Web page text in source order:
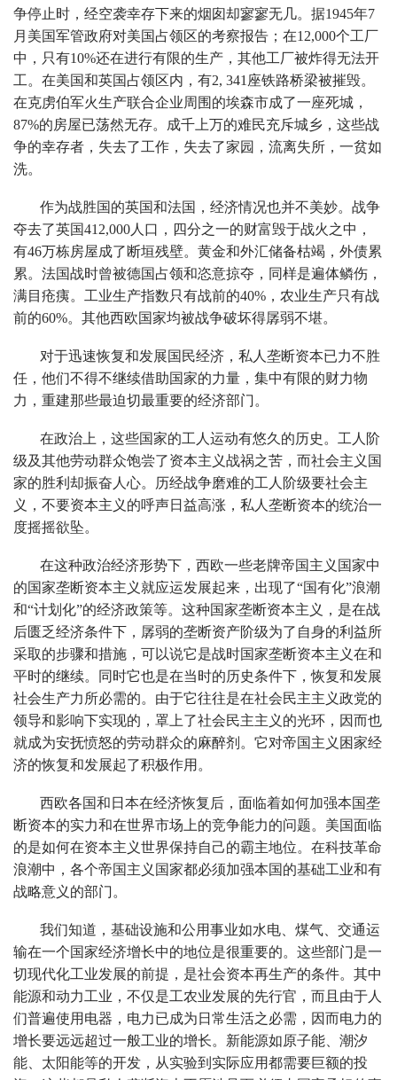
争停止时，经空袭幸存下来的烟囱却寥寥无几。据1945年7
月美国军管政府对美国占领区的考察报告；在12,000个工厂
中，只有10%还在进行有限的生产，其他工厂被炸得无法开
工。在美国和英国占领区内，有2, 341座铁路桥梁被摧毁。
在克虏伯军火生产联合企业周围的埃森市成了一座死城，
87%的房屋已荡然无存。成千上万的难民充斥城乡，这些战
争的幸存者，失去了工作，失去了家园，流离失所，一贫如
洗。
作为战胜国的英国和法国，经济情况也并不美妙。战争
夺去了英国412,000人口，四分之一的财富毁于战火之中，
有46万栋房屋成了断垣残壁。黄金和外汇储备枯竭，外债累
累。法国战时曾被德国占领和恣意掠夺，同样是遍体鳞伤，
满目疮痍。工业生产指数只有战前的40%，农业生产只有战
前的60%。其他西欧国家均被战争破坏得孱弱不堪。
对于迅速恢复和发展国民经济，私人垄断资本已力不胜
任，他们不得不继续借助国家的力量，集中有限的财力物
力，重建那些最迫切最重要的经济部门。
在政治上，这些国家的工人运动有悠久的历史。工人阶
级及其他劳动群众饱尝了资本主义战祸之苦，而社会主义国
家的胜利却振奋人心。历经战争磨难的工人阶级要社会主
义，不要资本主义的呼声日益高涨，私人垄断资本的统治一
度摇摇欲坠。
在这种政治经济形势下，西欧一些老牌帝国主义国家中
的国家垄断资本主义就应运发展起来，出现了“国有化”浪潮
和“计划化”的经济政策等。这种国家垄断资本主义，是在战
后匮乏经济条件下，孱弱的垄断资产阶级为了自身的利益所
采取的步骤和措施，可以说它是战时国家垄断资本主义在和
平时的继续。同时它也是在当时的历史条件下，恢复和发展
社会生产力所必需的。由于它往往是在社会民主主义政党的
领导和影响下实现的，罩上了社会民主主义的光环，因而也
就成为安抚愤怒的劳动群众的麻醉剂。它对帝国主义困家经
济的恢复和发展起了积极作用。
西欧各国和日本在经济恢复后，面临着如何加强本国垄
断资本的实力和在世界市场上的竞争能力的问题。美国面临
的是如何在资本主义世界保持自己的霸主地位。在科技革命
浪潮中，各个帝国主义国家都必须加强本国的基础工业和有
战略意义的部门。
我们知道，基础设施和公用事业如水电、煤气、交通运
输在一个国家经济增长中的地位是很重要的。这些部门是一
切现代化工业发展的前提，是社会资本再生产的条件。其中
能源和动力工业，不仅是工农业发展的先行官，而且由于人
们普遍使用电器，电力已成为日常生活之必需，因而电力的
增长要远远超过一般工业的增长。新能源如原子能、潮汐
能、太阳能等的开发，从实验到实际应用都需要巨额的投